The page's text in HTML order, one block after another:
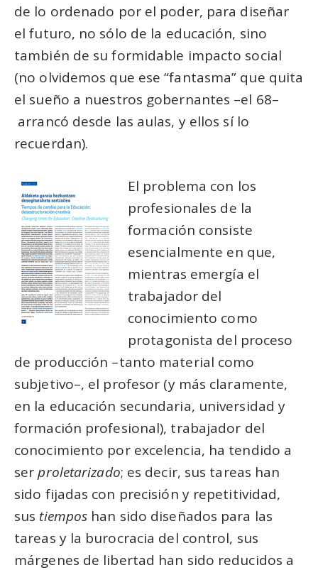
de lo ordenado por el poder, para diseñar
el futuro, no sólo de la educación, sino
también de su formidable impacto social
(no olvidemos que ese “fantasma” que quita
el sueño a nuestros gobernantes –el 68–
arrancó desde las aulas, y ellos sí lo
recuerdan).
El problema con los
profesionales de la
formación consiste
esencialmente en que,
mientras emergía el
trabajador del
conocimiento como
protagonista del proceso
de producción –tanto material como
subjetivo–, el profesor (y más claramente,
en la educación secundaria, universidad y
formación profesional), trabajador del
conocimiento por excelencia, ha tendido a
serproletarizado; es decir, sus tareas han
sido fijadas con precisión y repetitividad,
sus tiempos han sido diseñados para las
tareas y la burocracia del control, sus
márgenes de libertad han sido reducidos a